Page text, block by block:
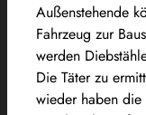
Außenstehende
Fahrzeug zur
werden
Die Täter zu
wieder haben